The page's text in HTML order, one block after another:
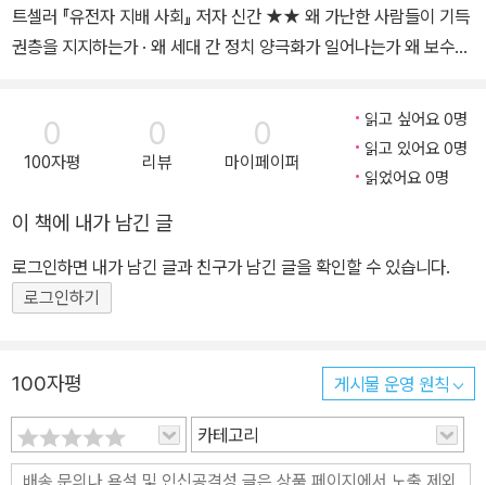
양극화, 젊은 남성들의 우경화 등 역사에서 유례를 찾기 힘든 추세에
대한 현상학적인 분석들은 피상적인 설명만을 제공할 뿐이다. 이 책
용, 진화론과 같은 생물학의 언어로 번역해 인간의 정치 성향을 본질
부터 파헤친다. 보수를 어떻게 이해할 것인가 하는 물음으로 시작되
는 탐구의 여정은 보수와 진보의 실체를 규정하는 것을 넘어서 생물
트셀러 『유전자 지배 사회』 저자 신간 ★★ 왜 가난한 사람들이 기득
권층을 지지하는가 · 왜 세대 간 정치 양극화가 일어나는가 왜 보수주
외치는가 왜 보수 남성들은 안티페미니스트를 자처하는가 · 왜 그들
은 불평등한 분배를 용인하는가 … 보수, 도대체 그들을 어떻게 이해
할 것인가 “과학자들은 오랜 시간 인간의 정치 성향과 행동을 연구해
의 장벽에서 끄집어내, 이 모든 물음에 답할 것이다.” ─최정균, KAIS
T 바이오및뇌공학과 교수 · 『유전자 지배 사회』 저자 미국, 유럽, 캐
나다 등에서 수집한 데이터는 1980년대 이후로 젊은 세대 남성들이
여성들에 비해 보수 성향을 띤다는 점을 명확하게 보여준다. 2024
젊은 세대 남녀 간의 이러한 정치적 양극화가 유럽과 북미뿐 아니라
한국을 포함해 전 세계적으로 점차 심화되어 왔다는 분석을 잇따라
내놓았다. 그러나 성별, 세대, 계층에 따른 전 세계적 정치 양극화나 2
0, 30대 젊은 남성들의 우경화 등 역사에서 유례를 찾기 힘든 추세에
0
100자평
0
리뷰
0
마이페이퍼
읽고 싶어요 0명
읽고 있어요 0명
읽었어요 0명
이 책에 내가 남긴 글
로그인하면 내가 남긴 글과 친구가 남긴 글을 확인할 수 있습니다.
로그인하기
100자평 게시물 운영 원칙
카테고리